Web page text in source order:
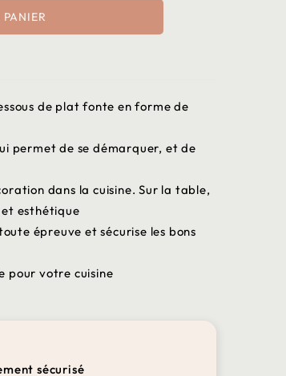
de plat fonte en forme de
permet de se démarquer, et de
dans la cuisine. Sur la table,
esthétique
épreuve et sécurise les bons
pour votre cuisine
sécurisé